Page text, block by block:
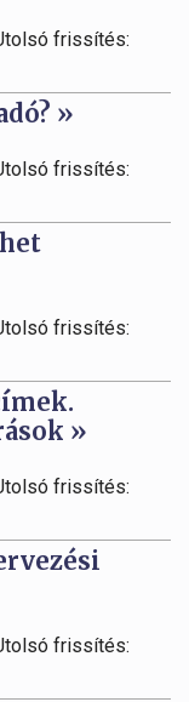
frissítés:
»
frissítés:
frissítés:
»
frissítés:
frissítés: